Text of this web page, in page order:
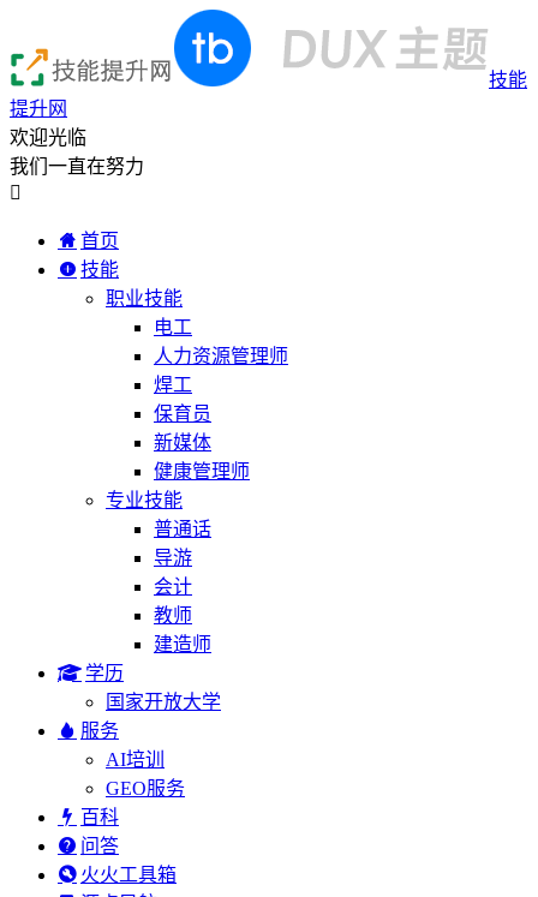
技能
提升网
欢迎光临
我们一直在努力

首页
技能
职业技能
电工
人力资源管理师
焊工
保育员
新媒体
健康管理师
专业技能
普通话
导游
会计
教师
建造师
学历
国家开放大学
服务
AI培训
GEO服务
百科
问答
火火工具箱